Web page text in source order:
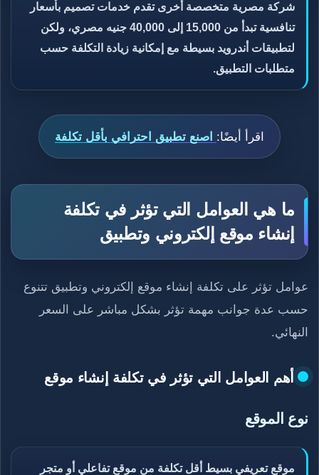
شركة مصرية متخصصة أخرى تقدم خدمات تصميم بأسعار
تنافسية تبدأ من 15,000 إلى 40,000 جنيه مصري، ولكن
لتطبيقات أندرويد بسيطة مع إمكانية زيادة التكلفة حسب
متطلبات التطبيق.
اقرأ أيضًا: اصنع تطبيق احترافي بأقل تكلفة
ما هي العوامل التي تؤثر في تكلفة
إنشاء موقع إلكتروني وتطبيق
عوامل تؤثر على تكلفة إنشاء موقع إلكتروني وتطبيق تتنوع
حسب عدة جوانب مهمة تؤثر بشكل مباشر على السعر
النهائي.
أهم العوامل التي تؤثر في تكلفة إنشاء موقع
نوع الموقع
موقع تعريفي بسيط أقل تكلفة من موقع تفاعلي أو متجر